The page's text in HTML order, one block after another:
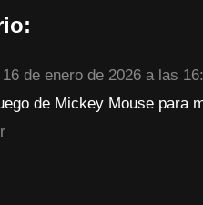
16 de enero de 2026 a las
de Mickey Mouse para